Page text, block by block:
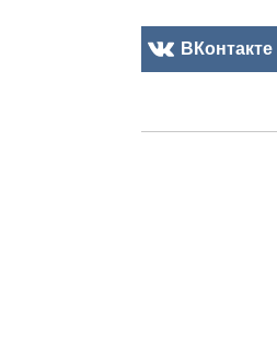
ВКонтакте